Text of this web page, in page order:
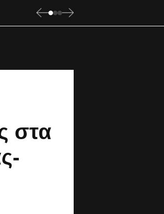
στα